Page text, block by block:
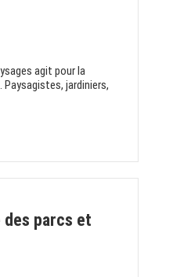
agit pour la
jardiniers,
des parcs et